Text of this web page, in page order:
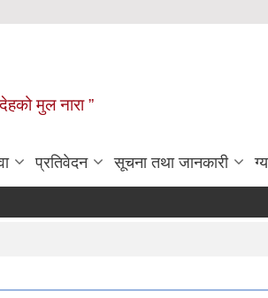
मुल नारा ”
प्रतिवेदन सूचना तथा जानकारी